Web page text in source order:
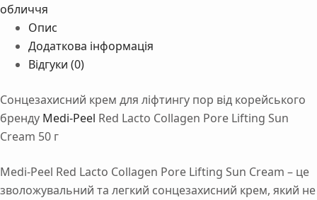
обличчя
Опис
Додаткова інформація
Відгуки (0)
Сонцезахисний крем для ліфтингу пор від корейського
бренду Medi-Peel Red Lacto Collagen Pore Lifting Sun
Cream 50 г
Medi-Peel Red Lacto Collagen Pore Lifting Sun Cream – це
зволожувальний та легкий сонцезахисний крем, який не